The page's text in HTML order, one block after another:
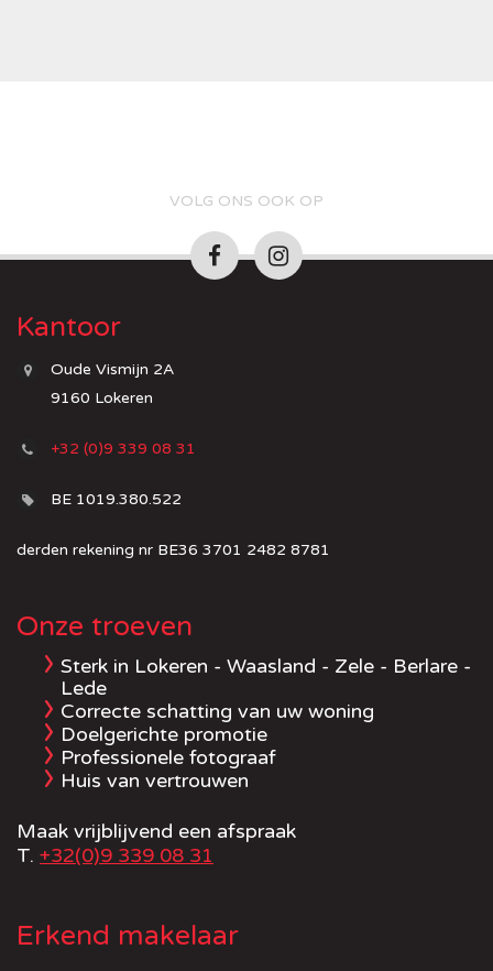
VOLG ONS OOK OP
Kantoor
Oude Vismijn 2A
9160 Lokeren
+32 (0)9 339 08 31
BE 1019.380.522
derden rekening nr BE36 3701 2482 8781
Onze troeven
Sterk in Lokeren - Waasland - Zele - Berlare -
Lede
Correcte schatting van uw woning
Doelgerichte promotie
Professionele fotograaf
Huis van vertrouwen
Maak vrijblijvend een afspraak
T. +32(0)9 339 08 31
Erkend makelaar